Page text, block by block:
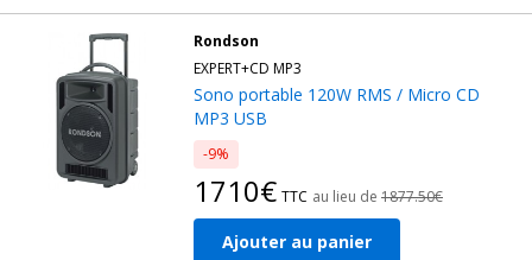
Rondson
EXPERT+CD MP3
Sono portable 120W RMS / Micro CD
MP3 USB
-9%
1710€ TTC au lieu de 1877.50€
Ajouter au panier